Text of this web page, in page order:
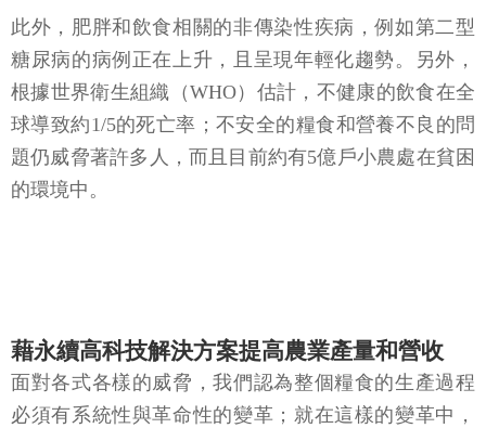
此外，肥胖和飲食相關的非傳染性疾病，例如第二型
糖尿病的病例正在上升，且呈現年輕化趨勢。另外，
根據世界衛生組織（WHO）估計，不健康的飲食在全
球導致約1/5的死亡率；不安全的糧食和營養不良的問
題仍威脅著許多人，而且目前約有5億戶小農處在貧困
的環境中。
藉永續高科技解決方案提高農業產量和營收
面對各式各樣的威脅，我們認為整個糧食的生產過程
必須有系統性與革命性的變革；就在這樣的變革中，